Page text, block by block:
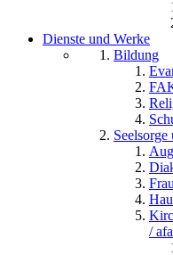
Dienste und Werke
Bildung
/ afa